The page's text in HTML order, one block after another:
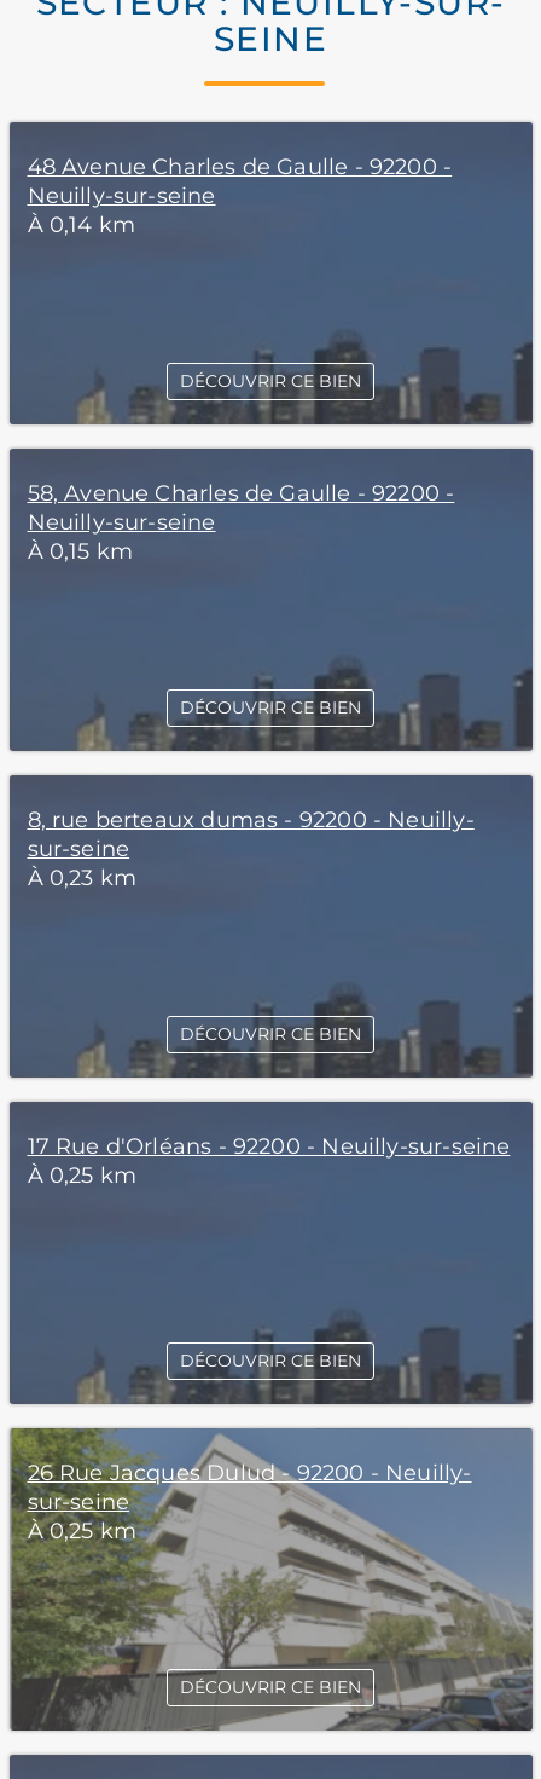
SEINE
48 Avenue Charles de Gaulle - 92200 -
Neuilly-sur-seine
À 0,14 km
DÉCOUVRIR CE BIEN
58, Avenue Charles de Gaulle - 92200 -
Neuilly-sur-seine
À 0,15 km
DÉCOUVRIR CE BIEN
8, rue berteaux dumas - 92200 - Neuilly-
sur-seine
À 0,23 km
DÉCOUVRIR CE BIEN
17 Rue d'Orléans - 92200 - Neuilly-sur-seine
À 0,25 km
DÉCOUVRIR CE BIEN
26 Rue Jacques Dulud - 92200 - Neuilly-
sur-seine
À 0,25 km
DÉCOUVRIR CE BIEN